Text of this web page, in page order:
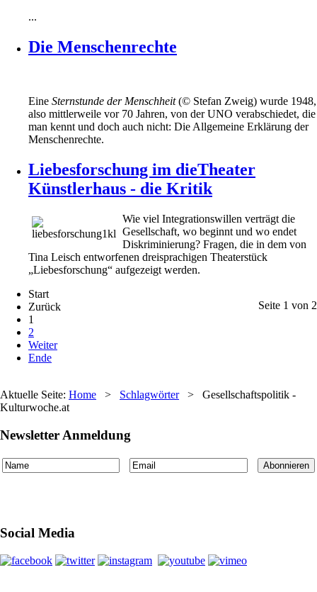
...
Die Menschenrechte
Eine Sternstunde der Menschheit(© Stefan Zweig) wurde 1948,
also mittlerweile vor 70 Jahren, von der UNO verabschiedet, die
man kennt und doch auch nicht: Die Allgemeine Erklärung der
Menschenrechte.
Liebesforschung im dieTheater
Künstlerhaus - die Kritik
Wie viel Integrationswillen verträgt die
Gesellschaft, wo beginnt und wo endet
Diskriminierung? Fragen, die in dem von
Tina Leisch entworfenen dreisprachigen Theaterstück
„Liebesforschung“ aufgezeigt werden.
Seite 1 von 2
Start
Zurück
1
2
Weiter
Ende
Aktuelle Seite: Home > Schlagwörter > Gesellschaftspolitik -
Kulturwoche.at
Newsletter Anmeldung
Social Media